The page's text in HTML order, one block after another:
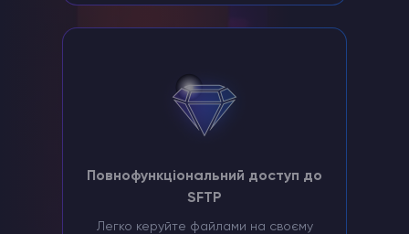
Повнофункціональний доступ до
SFTP
Легко керуйте файлами на своєму